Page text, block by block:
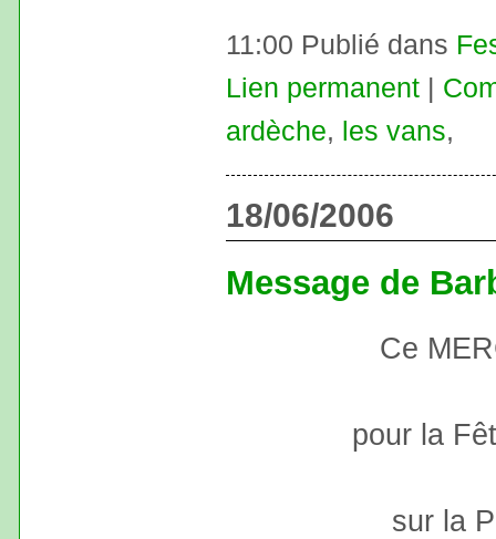
11:00 Publié dans
Lien permanent |
ardèche, les vans,
18/06/2006
Message de
Ce
pour la
sur la